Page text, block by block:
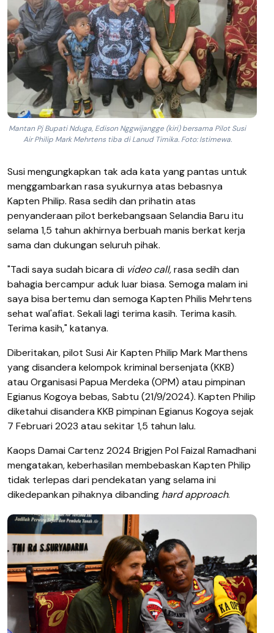
Mantan Pj Bupati Nduga, Edison Nggwijangge (kiri) bersama Pilot Susi
Air Philip Mark Mehrtens tiba di Lanud Timika. Foto: Istimewa.
Susi mengungkapkan tak ada kata yang pantas untuk
menggambarkan rasa syukurnya atas bebasnya
Kapten Philip. Rasa sedih dan prihatin atas
penyanderaan pilot berkebangsaan Selandia Baru itu
selama 1,5 tahun akhirnya berbuah manis berkat kerja
sama dan dukungan seluruh pihak.
"Tadi saya sudah bicara di video call,rasa sedih dan
bahagia bercampur aduk luar biasa. Semoga malam ini
saya bisa bertemu dan semoga Kapten Philis Mehrtens
sehat wal'afiat. Sekali lagi terima kasih. Terima kasih.
Terima kasih," katanya.
Diberitakan, pilot Susi Air Kapten Philip Mark Marthens
yang disandera kelompok kriminal bersenjata (KKB)
atau Organisasi Papua Merdeka (OPM) atau pimpinan
Egianus Kogoya bebas, Sabtu (21/9/2024). Kapten Philip
diketahui disandera KKB pimpinan Egianus Kogoya sejak
7 Februari 2023 atau sekitar 1,5 tahun lalu.
Kaops Damai Cartenz 2024 Brigjen Pol Faizal Ramadhani
mengatakan, keberhasilan membebaskan Kapten Philip
tidak terlepas dari pendekatan yang selama ini
dikedepankan pihaknya dibanding hard approach.